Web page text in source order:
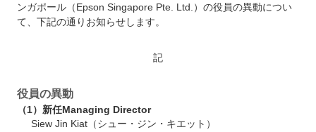
ンガポール（Epson Singapore Pte. Ltd.）の役員の異動につい
て、下記の通りお知らせします。
記
役員の異動
（1）新任Managing Director
Siew Jin Kiat（シュー・ジン・キエット）